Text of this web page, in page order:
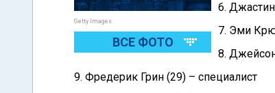
Getty Images
ВСЕ ФОТО
6.
7. Эми
8.
9. Фредерик Грин (29) – специалист